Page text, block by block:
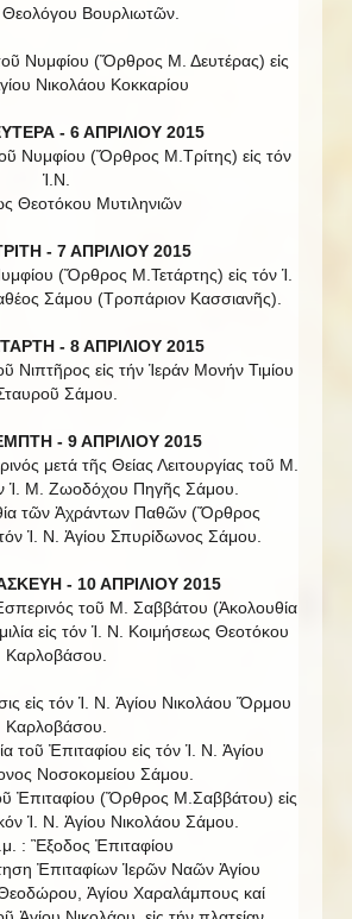
Βουρλιωτῶν.
Νυμφίου (Ὄρθρος Μ. Δευτέρας) εἰς
Νικολάου Κοκκαρίου
- 6 ΑΠΡΙΛΙΟΥ 2015
Νυμφίου (Ὄρθρος Μ.Τρίτης) εἰς τόν
Ἱ.Ν.
Θεοτόκου Μυτιληνιῶν
- 7 ΑΠΡΙΛΙΟΥ 2015
(Ὄρθρος Μ.Τετάρτης) εἰς τόν Ἱ.
Σάμου (Τροπάριον Κασσιανῆς).
- 8 ΑΠΡΙΛΙΟΥ 2015
Νιπτῆρος εἰς τήν Ἱεράν Μονήν Τιμίου
Σάμου.
- 9 ΑΠΡΙΛΙΟΥ 2015
μετά τῆς Θείας Λειτουργίας τοῦ Μ.
Ἱ. Μ. Ζωοδόχου Πηγῆς Σάμου.
τῶν Ἀχράντων Παθῶν (Ὄρθρος
Ἱ. Ν. Ἁγίου Σπυρίδωνος Σάμου.
- 10 ΑΠΡΙΛΙΟΥ 2015
τοῦ Μ. Σαββάτου (Ἀκολουθία
εἰς τόν Ἱ. Ν. Κοιμήσεως Θεοτόκου
Καρλοβάσου.
εἰς τόν Ἱ. Ν. Ἁγίου Νικολάου Ὅρμου
Καρλοβάσου.
τοῦ Ἐπιταφίου εἰς τόν Ἱ. Ν. Ἁγίου
Νοσοκομείου Σάμου.
Ἐπιταφίου (Ὄρθρος Μ.Σαββάτου) εἰς
Ἱ. Ν. Ἁγίου Νικολάου Σάμου.
: Ἒξοδος Ἐπιταφίου
Ἐπιταφίων Ἱερῶν Ναῶν Ἀγίου
Ἁγίου Χαραλάμπους καί